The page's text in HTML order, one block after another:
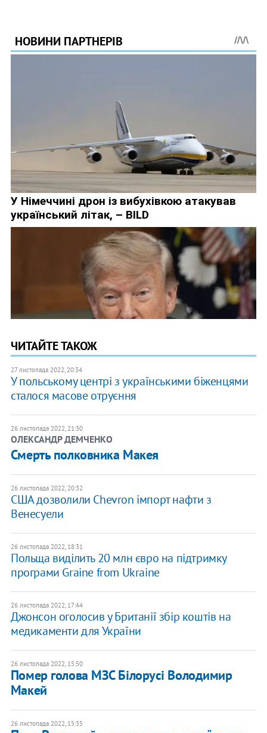
ЧИТАЙТЕ ТАКОЖ
27 листопада 2022, 20:34
У польському центрі з українськими біженцями
сталося масове отруєння
26 листопада 2022, 21:30
ОЛЕКСАНДР ДЕМЧЕНКО
Смерть полковника Макея
26 листопада 2022, 20:32
США дозволили Chevron імпорт нафти з
Венесуели
26 листопада 2022, 18:31
Польща виділить 20 млн євро на підтримку
програми Graine from Ukraine
26 листопада 2022, 17:44
Джонсон оголосив у Британії збір коштів на
медикаменти для України
26 листопада 2022, 15:50
Помер голова МЗС Білорусі Володимир
Макей
26 листопада 2022, 15:35